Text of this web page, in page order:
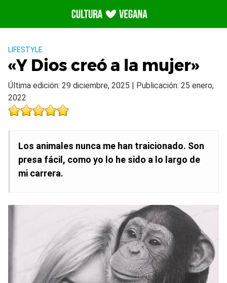
contenido
LIFESTYLE
«Y Dios creó a la mujer»
Última edición: 29 diciembre, 2025 | Publicación: 25 enero,
2022
Los animales nunca me han traicionado. Son
presa fácil, como yo lo he sido a lo largo de
mi carrera.